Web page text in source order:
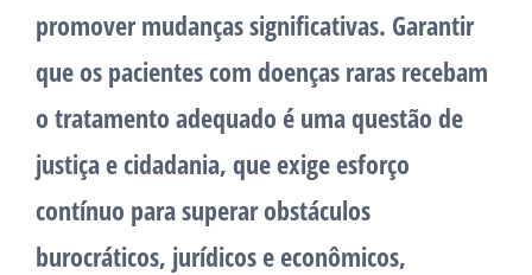
promover mudanças significativas. Garantir
que os pacientes com doenças raras recebam
o tratamento adequado é uma questão de
justiça e cidadania, que exige esforço
contínuo para superar obstáculos
burocráticos, jurídicos e econômicos,